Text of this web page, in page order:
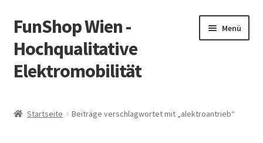
Zur
Navigation
springen
Zum
Inhalt
springen
FunShop Wien -
Hochqualitative
Elektromobilität
Menü
öffnen
Startseite Beiträge verschlagwortet mit „alektroantrieb“